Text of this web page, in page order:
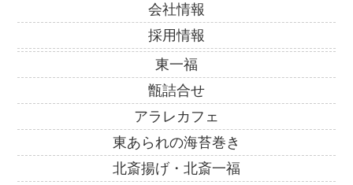
会社情報
採用情報
東一福
甑詰合せ
アラレカフェ
東あられの海苔巻き
北斎揚げ・北斎一福